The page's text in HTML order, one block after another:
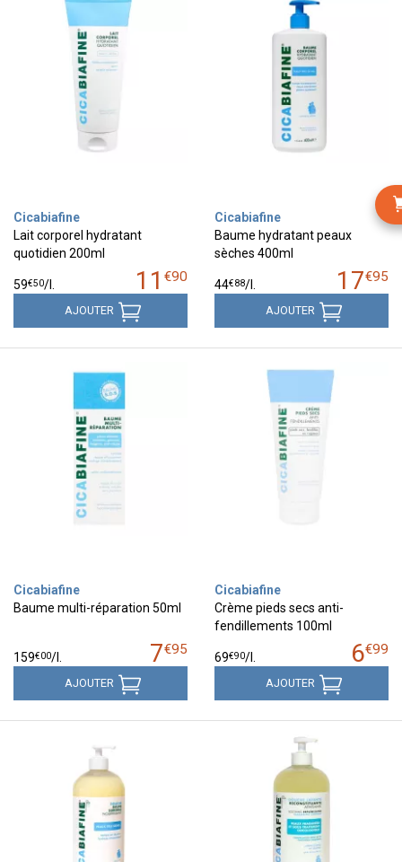
Cicabiafine
Lait corporel hydratant
quotidien 200ml
11 €90
59€50/
AJOUTER
Cicabiafine
Baume hydratant peaux
sèches 400ml
17€95
44€88/
AJOUTER
Cicabiafine
Baume multi-réparation 50ml
7€95
159€00/
AJOUTER
Cicabiafine
Crème pieds secs anti-
fendillements 100ml
6€99
69€90/
AJOUTER